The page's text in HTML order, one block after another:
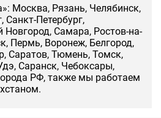
Москва, Рязань, Челябинск,
Санкт-Петербург,
Новгород, Самара, Ростов-на-
Пермь, Воронеж, Белгород,
Саратов, Тюмень, Томск,
Саранск, Чебоксары,
РФ, также мы работаем